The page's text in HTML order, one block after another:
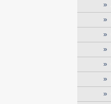
»
»
»
»
»
»
»